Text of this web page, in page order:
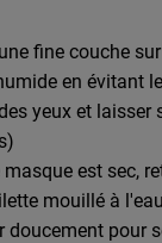
fine couche
en évitant
yeux et laisser
est sec,
mouillé à
doucement pour